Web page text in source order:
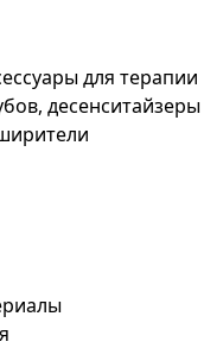
для терапии
десенситайзеры